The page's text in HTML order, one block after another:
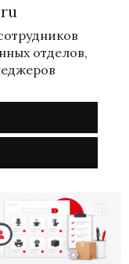
отделов,